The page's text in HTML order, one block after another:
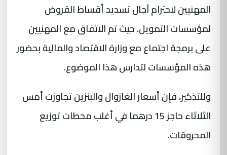
المهنيين لاحترام آجال تسديد أقساط القروض
لمؤسسات التمويل. حيث تم الاتفاق مع المهنيين
على برمجة اجتماع مع وزارة الاقتصاد والمالية بحضور
هذه المؤسسات لتدارس هذا الموضوع.
وللتذكير، فإن أسعار الغازوال والبنزين تجاوزت أمس
الثلاثاء حاجز 15 درهما في أغلب محطات توزيع
المحروقات.